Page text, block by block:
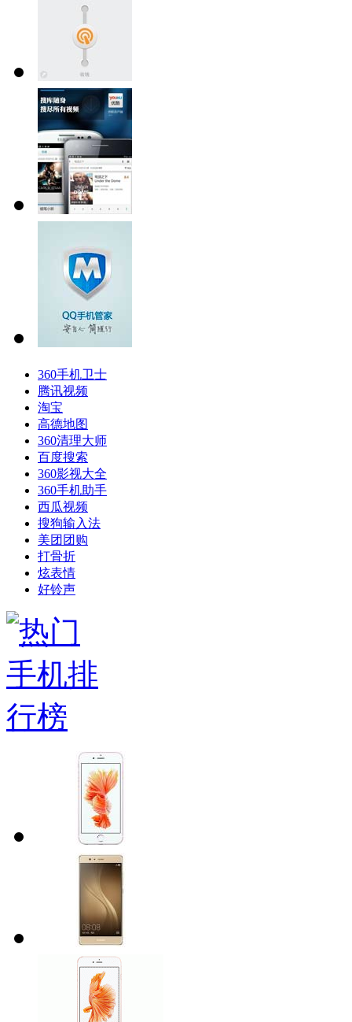
360手机卫士
腾讯视频
淘宝
高德地图
360清理大师
百度搜索
360影视大全
360手机助手
西瓜视频
搜狗输入法
美团团购
打骨折
炫表情
好铃声